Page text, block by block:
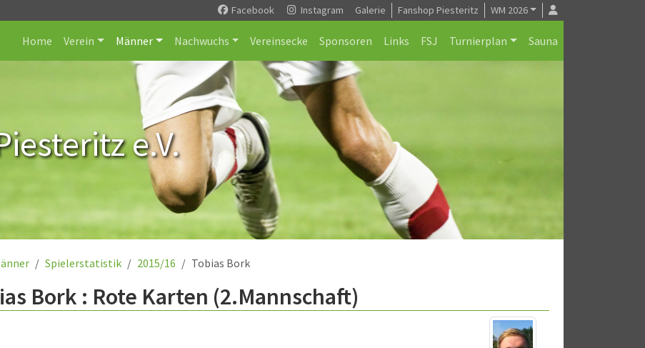
Facebook Instagram Galerie Fanshop Piesteritz WM 2026
Home Verein Männer Nachwuchs Vereinsecke Sponsoren Links FSJ Turnierplan Sauna
e.V.
Spielerstatistik 2015/16 Tobias Bork
Bork : Rote Karten (2.Mannschaft)